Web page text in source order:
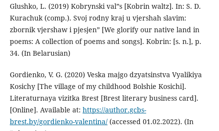
Glushko, L. (2019) Kobrynski val”s [Kobrin waltz]. In: S. D.
Kurachuk (comp.). Svoj rodny kraj u vjershah slavim:
zbornik vjershaw i pjesjen” [We glorify our native land in
poems: A collection of poems and songs]. Kobrin: [s. n.], p.
34. (In Belarusian)
Gordienko, V. G. (2020) Veska majgo dzyatsіnstva Vyalіkіya
Kosіchy [The village of my childhood Bolshie Kosichi].
Literaturnaya vizitka Brest [Brest literary business card].
[Online]. Available at: https://author.gcbs-
brest.by/gordienko-valentina/(accessed 01.02.2022). (In